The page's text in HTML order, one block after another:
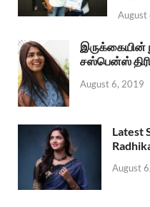
August
இருக்கையின்
சஸ்பென்ஸ்
August 6, 2019
Latest
August